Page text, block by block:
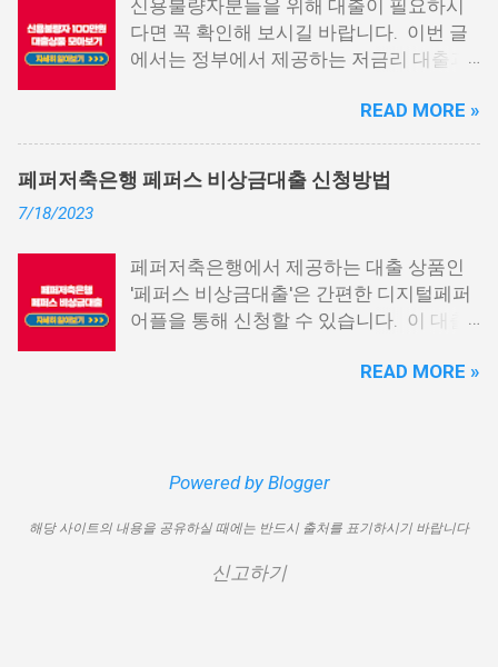
대출 상품은 휴대폰만 있으면 간편하게 신
청할 수 있으며, 통신 등급에 따라 대출이
가능합니다. 마치 신용등급처럼 등급별로
부 내역과 장기간에 걸쳐 통신사를 이용한
우량한 고객이면, 추가 혜택도 받을 수 있
습니다. 급히 자금이 필요한 경우, 소액 대
해야 할 수도 있습니다. 그러나 통신사 대
출을 고민해보셨다면, 무직자에게는 매우
기쁜 소식일 것입니다. 통신사 대출은 휴대
통신 사용량을 토대로 신용 등급을 부여하
다. 통신사 대출 및 통신 등급 대출이 가능
한 모바일 간편 대출 상품에 대한 안내를
가능한 곳 BEST03 1. 핀크 생활비 대출 핀
신용불량자분들을 위해 대출이 필요하시
다면 꼭 확인해 보시길 바랍니다. 이번 글
에서는 정부에서 제공하는 저금리 대출과
상위 10개 상품을 추천해 드립니다. 📌 목
차 1. 소액생계비대출: 연체자 100만원 대
출 2. 신용회복위원회 성실상환자대출 3.
신용회복위원회 비대면 간편대출 4. 햇살
7. 국민행복기금 소액대출 8. 웰컴저축은
행 웰컴희망대출 9. 미래크레디트대부 10.
신용불량자 자동차담보대출 11. 결론 1. 소
생계비대출은 2023년 3월부터 시작된 정
니다. 단, 한정된 예산으로 가장 취약한 계
대 100만원으로 제한됩니다. 대출 기간은
1년이며, 대출금에 대해 연 15.9%의 금리
READ MORE »
페퍼저축은행 페퍼스 비상금대출 신청방법
7/18/2023
페퍼저축은행에서 제공하는 대출 상품인
'페퍼스 비상금대출'은 간편한 디지털페퍼
어플을 통해 신청할 수 있습니다. 이 대출
출 한도를 제공하며, 프리랜서 분들과 같이
출 상품은 최대 500만원까지 대출 가능하
대출 기간은 3년으로 정해져 있으며, 대출
자격은 추정소득 증빙 가능한 모든 분들이
이용 가능합니다. 페퍼스 비상금대출 이외
READ MORE »
Powered by Blogger
해당 사이트의 내용을 공유하실 때에는 반드시 출처를 표기하시기 바랍니다
신고하기